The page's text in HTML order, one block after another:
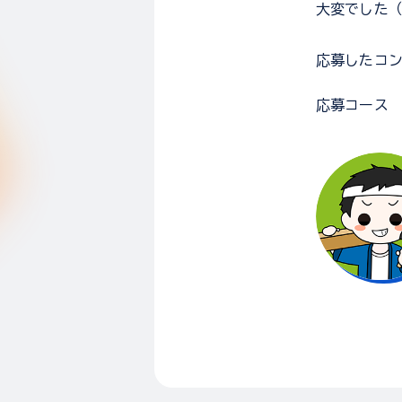
大変でした
応募した コ
応募コース